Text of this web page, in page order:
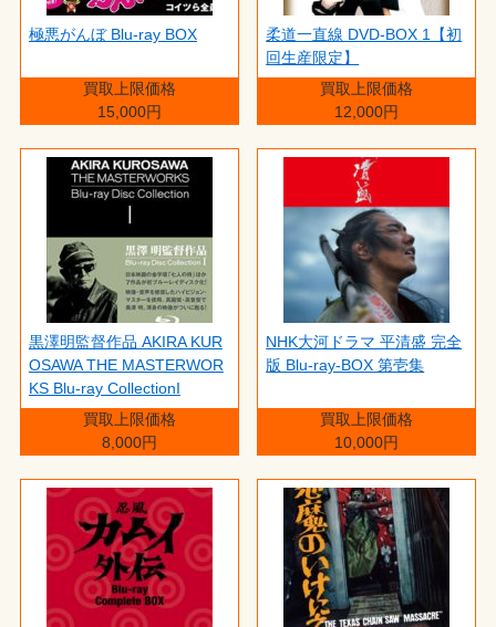
極悪がんぼ Blu-ray BOX
買取上限価格
15,000円
柔道一直線 DVD-BOX 1【初
回生産限定】
買取上限価格
12,000円
黒澤明監督作品 AKIRA KUR
OSAWA THE MASTERWOR
KS Blu-ray CollectionI
買取上限価格
8,000円
NHK大河ドラマ 平清盛 完全
版 Blu-ray-BOX 第壱集
買取上限価格
10,000円